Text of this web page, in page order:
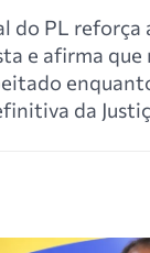
do PL reforça
e afirma que
da